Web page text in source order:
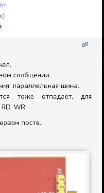
сообщении.
параллельная шина.
тоже отпадает, для
WR
посте.